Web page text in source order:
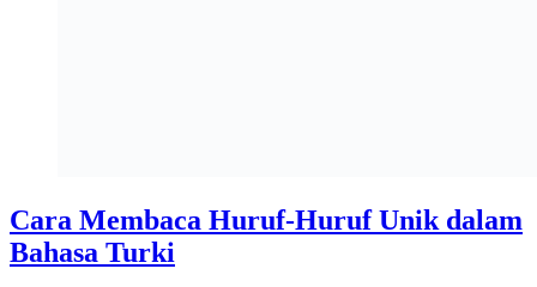
Cara Membaca Huruf-Huruf Unik dalam
Bahasa Turki